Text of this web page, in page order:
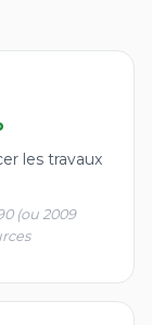
les travaux
(ou 2009